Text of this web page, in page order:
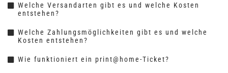
Welche Versandarten gibt es und welche Kosten
entstehen?
Welche Zahlungsmöglichkeiten gibt es und welche
Kosten entstehen?
Wie funktioniert ein print@home-Ticket?